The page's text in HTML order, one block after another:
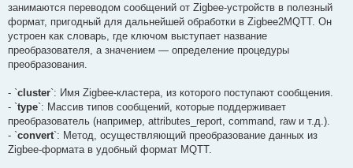
щ
е
и
е
занимаются переводом сообщений от Zigbee-устройств в полезный
формат, пригодный для дальнейшей обработки в Zigbee2MQTT. Он
устроен как словарь, где ключом выступает название
преобразователя, а значением — определение процедуры
преобразования.
- `cluster`: Имя Zigbee-кластера, из которого поступают сообщения.
- `type`: Массив типов сообщений, которые поддерживает
преобразователь (например, attributes_report, command, raw и т.д.).
- `convert`: Метод, осуществляющий преобразование данных из
Zigbee-формата в удобный формат MQTT.